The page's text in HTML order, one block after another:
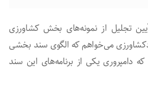
تجلیل از نمونه‌های بخش کشاورزی
می‌خواهم که الگوی سند بخشی
دامپروری یکی از برنامه‌های این سند